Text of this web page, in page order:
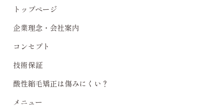
トップページ
企業理念・会社案内
コンセプト
技術保証
酸性縮毛矯正は傷みにくい？
メニュー